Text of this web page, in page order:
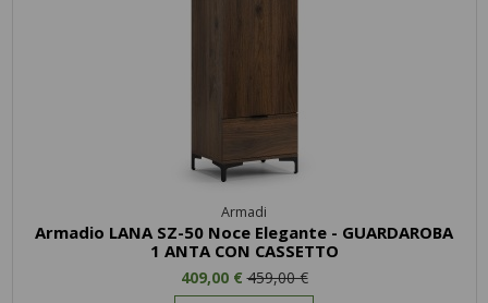
Armadi
Armadio LANA SZ-50 Noce Elegante - GUARDAROBA
1 ANTA CON CASSETTO
409,00 €459,00 €